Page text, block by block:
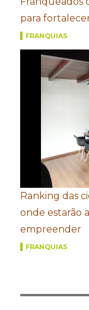
para
FRANQUIAS
Ranking das
onde estarão
empreender
FRANQUIAS